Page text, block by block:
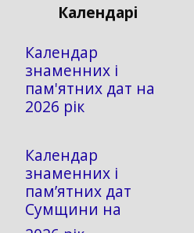
Календарі
Календар
знаменних і
пам'ятних дат на
2026 рік
Календар
знаменних і
пам’ятних дат
Сумщини на